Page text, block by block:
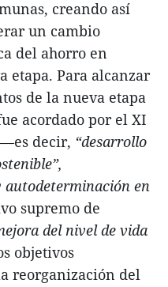
creando así
un cambio
del ahorro en
etapa. Para alcanzar
de la nueva etapa
acordado por el XI
decir, “desarrollo
autodeterminación en
supremo de
del nivel de vida
objetivos
reorganización del